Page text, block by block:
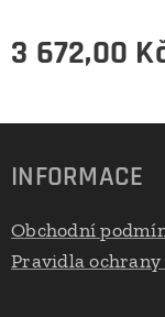
3 672,00
INFORMACE
Obchodní
Pravidla